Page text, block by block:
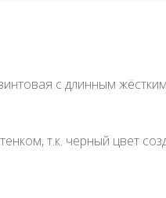
с длинным
т.к. черный цвет